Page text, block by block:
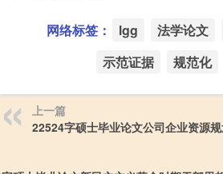
网络标签： lgg 法学论文
示范证据
规范化
上一篇
22524字硕士毕业论文公司企业资源